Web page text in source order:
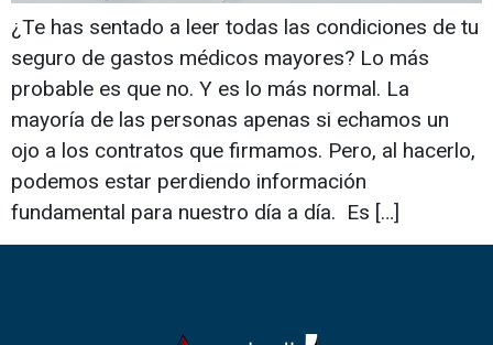
¿Te has sentado a leer todas las condiciones de tu
seguro de gastos médicos mayores? Lo más
probable es que no. Y es lo más normal. La
mayoría de las personas apenas si echamos un
ojo a los contratos que firmamos. Pero, al hacerlo,
podemos estar perdiendo información
fundamental para nuestro día a día. Es […]